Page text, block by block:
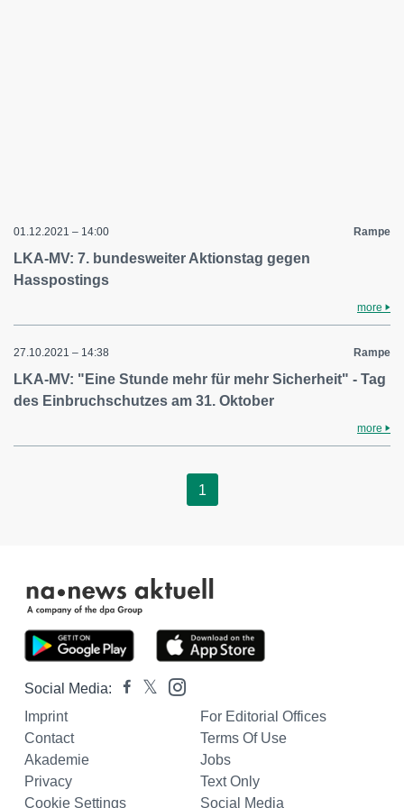
01.12.2021 – 14:00 Rampe
LKA-MV: 7. bundesweiter Aktionstag gegen
Hasspostings
more
27.10.2021 – 14:38 Rampe
LKA-MV: "Eine Stunde mehr für mehr Sicherheit" - Tag
des Einbruchschutzes am 31. Oktober
more
1
Social Media:
Imprint
For Editorial Offices
Contact
Terms Of Use
Akademie
Jobs
Privacy
Text Only
Cookie Settings
Social Media